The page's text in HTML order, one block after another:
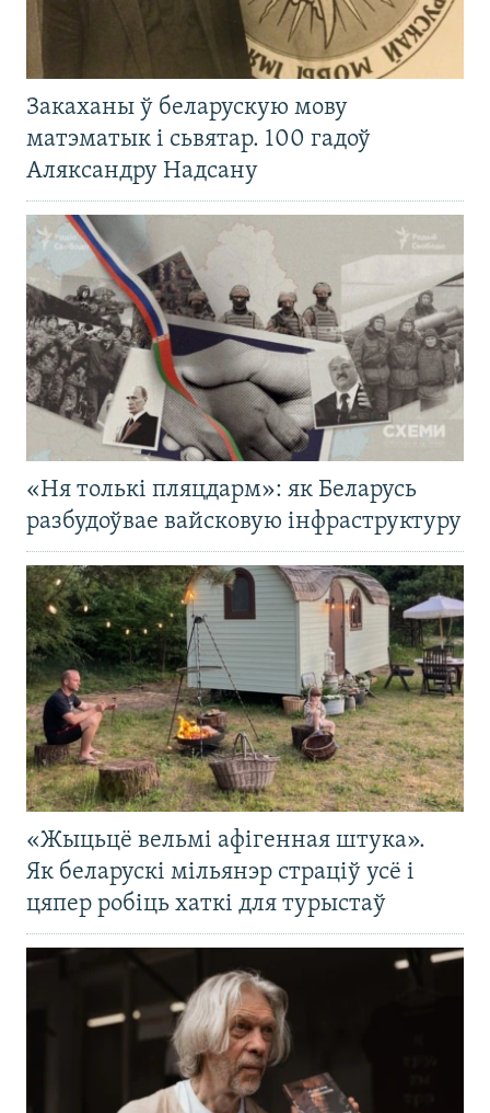
Закаханы ў беларускую мову
матэматык і сьвятар. 100 гадоў
Аляксандру Надсану
«Ня толькі пляцдарм»: як Беларусь
разбудоўвае вайсковую інфраструктуру
«Жыцьцё вельмі афігенная штука».
Як беларускі мільянэр страціў усё і
цяпер робіць хаткі для турыстаў